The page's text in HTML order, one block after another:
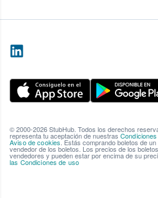
© 2000-2026 StubHub. Todos los derechos
representa tu aceptación de nuestras
Aviso de cookies. Estás comprando boletos de
vendedor de los boletos. Los precios de los
vendedores y pueden estar por encima de su
las Condiciones de uso